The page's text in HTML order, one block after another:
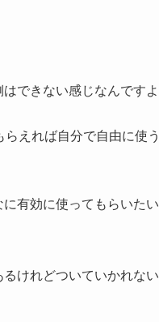
できない感じなんですよ
えれば自分で自由に使う
有効に使ってもらいたい
けれどついていかれない